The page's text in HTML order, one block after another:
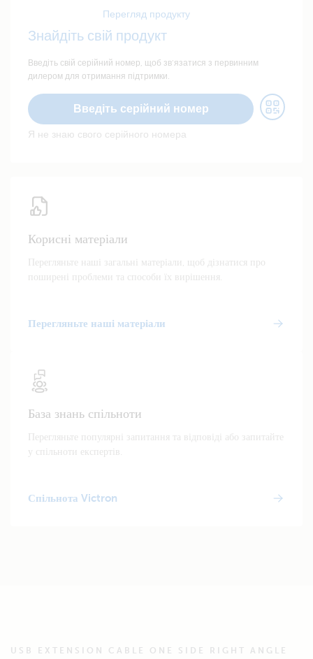
Перегляд продукту
Знайдіть свій продукт
Введіть свій серійний номер, щоб зв’язатися з первинним
дилером для отримання підтримки.
Введіть серійний номер
Я не знаю свого серійного номера
Корисні матеріали
Перегляньте наші загальні матеріали, щоб дізнатися про
поширені проблеми та способи їх вирішення.
Перегляньте наші матеріали
База знань спільноти
Перегляньте популярні запитання та відповіді або запитайте
у спільноти експертів.
Спільнота Victron
USB EXTENSION CABLE ONE SIDE RIGHT ANGLE